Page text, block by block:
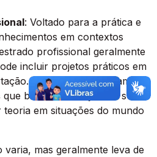
: Voltado para a prática e
em contextos
profissional geralmente
incluir projetos práticos em
Esse tipo de programa é
que buscam avançar em suas
em situações do mundo
mas geralmente leva de